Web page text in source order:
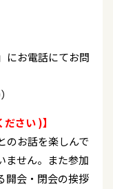
にお電話にてお問
さい )】
のお話を楽しんで
ません。また参加
開会・閉会の挨拶